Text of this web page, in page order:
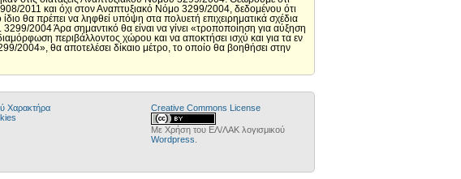
2011 και όχι στον Αναπτυξιακό Νόμο 3299/2004, δεδομένου ότι
ίδιο θα πρέπει να ληφθεί υπόψη στα πολυετή επιχειρηματικά σχέδια
2004 Άρα σημαντικό θα είναι να γίνει «τροποποίηση για αύξηση
περιβάλλοντος χώρου και να αποκτήσει ισχύ και για τα εν
2004», θα αποτελέσει δίκαιο μέτρο, το οποίο θα βοηθήσει στην
Χαρακτήρα
Creative Commons License
Με Χρήση του ΕΛ/ΛΑΚ λογισμικού
Wordpress